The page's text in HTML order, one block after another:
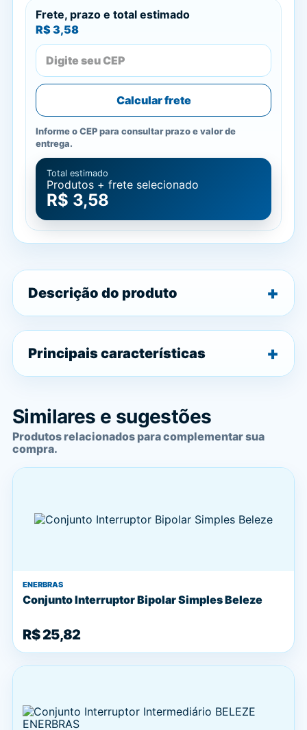
Frete, prazo e total estimado
R$ 3,58
Calcular frete
Informe o CEP para consultar prazo e valor de
entrega.
Total estimado
Produtos + frete selecionado
R$ 3,58
Descrição do produto
Principais características
Similares e sugestões
Produtos relacionados para complementar sua
compra.
ENERBRAS
Conjunto Interruptor Bipolar Simples Beleze
R$ 25,82